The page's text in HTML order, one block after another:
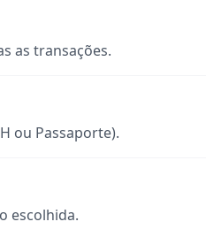
as transações.
ou Passaporte).
escolhida.